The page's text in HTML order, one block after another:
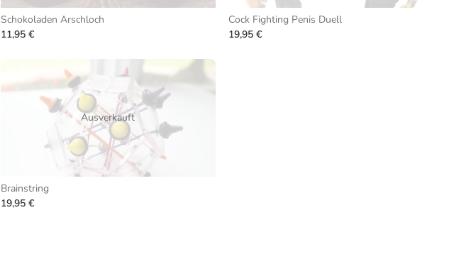
Schokoladen Arschloch
11,95 €
Cock Fighting Penis Duell
19,95 €
Ausverkauft
Brainstring
19,95 €